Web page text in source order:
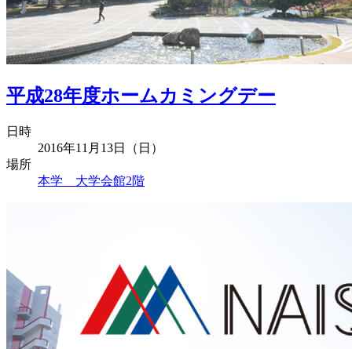
平成28年度ホームカミングデー
日時
2016年11月13日（日）
場所
本学 大学会館2階